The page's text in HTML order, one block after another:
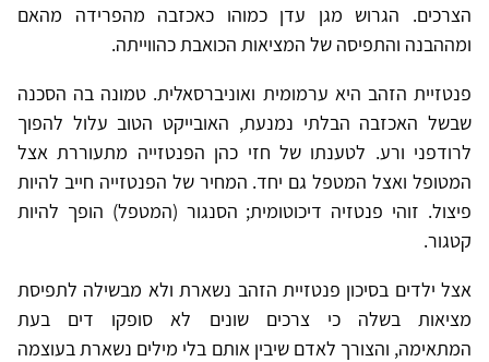
הצרכים. הגרוש מגן עדן כמוהו כאכזבה מהפרידה מהאם
ומההבנה והתפיסה של המציאות הכואבת כהווייתה.
פנטזיית הזהב היא ערמומית ואוניברסאלית. טמונה בה הסכנה
שבשל האכזבה הבלתי נמנעת, האובייקט הטוב עלול להפוך
לרודפני ורע. לטענתו של חזי כהן הפנטזייה מתעוררת אצל
המטופל ואצל המטפל גם יחד. המחיר של הפנטזייה חייב להיות
פיצול. זוהי פנטזיה דיכוטומית; הסנגור (המטפל) הופך להיות
קטגור.
אצל ילדים בסיכון פנטזיית הזהב נשארת ולא מבשילה לתפיסת
מציאות בשלה כי צרכים שונים לא סופקו דים בעת
המתאימה, והצורך לאדם שיבין אותם בלי מילים נשארת בעוצמה